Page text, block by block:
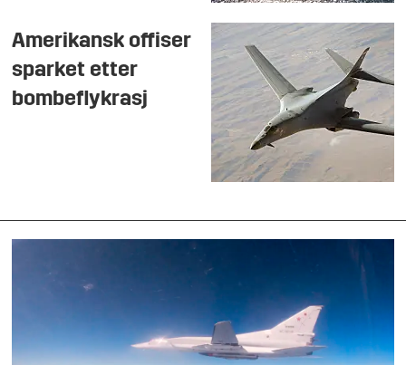
Amerikansk offiser
sparket etter
bombeflykrasj